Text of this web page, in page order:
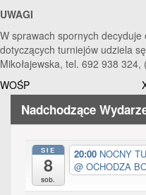
UWAGI
W sprawach spornych
dotyczących turniejów udziela
Mikołajewska, tel. 692 938
Nawigacja
wpisu
WOŚP
Nadchodzące
SIE
8
sob.
20:00 NOCNY
@ OCHODZA